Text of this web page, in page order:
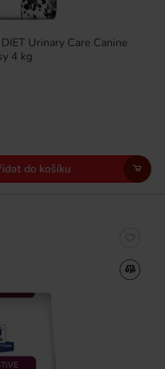
Urinary Care Canine
4 kg
do košíku